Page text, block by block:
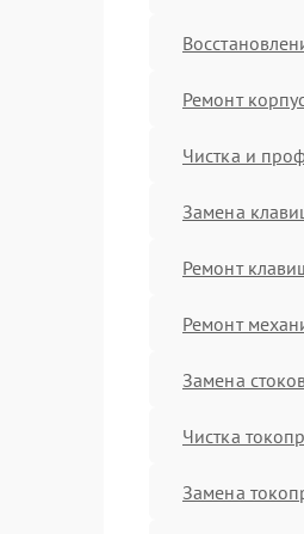
Ремонт
Чистка и
Замена
Ремонт
Ремонт
Замена
Чистка
Замена